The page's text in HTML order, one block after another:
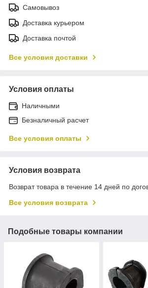
Самовывоз
Доставка курьером
Доставка почтой
Все условия доставки
Условия оплаты
Наличными
Безналичный расчет
Все условия оплаты
Условия возврата
Возврат товара в течение 14 дней по
Все условия возврата
Подобные товары компании